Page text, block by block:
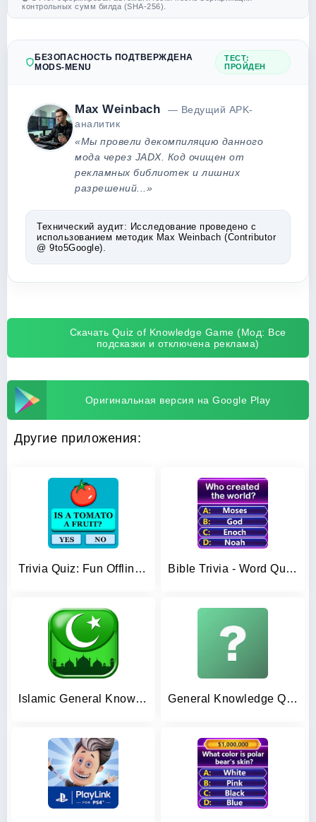
контрольных сумм билда (SHA-256).
БЕЗОПАСНОСТЬ ПОДТВЕРЖДЕНА
MODS-MENU
ТЕСТ:
ПРОЙДЕН
Max Weinbach
— Ведущий APK-
аналитик
«Мы провели декомпиляцию данного
мода через JADX. Код очищен от
рекламных библиотек и лишних
разрешений...»
Технический аудит: Исследование проведено с
использованием методик Max Weinbach (Contributor
@ 9to5Google).
Скачать Quiz of Knowledge Game (Мод: Все
подсказки и отключена реклама)
Оригинальная версия на Google Play
Другие приложения:
Trivia Quiz: Fun Offline Games Bible Trivia - Word Quiz Game
Islamic General Knowledge Quiz General Knowledge Quiz